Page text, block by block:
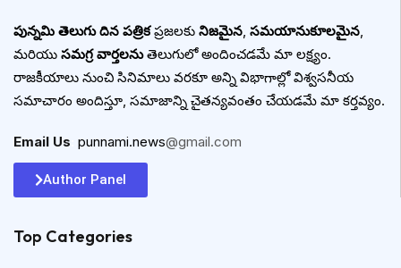
పున్నమి తెలుగు దిన పత్రికప్రజలకు నిజమైన సమయానుకూలమైన
మరియు సమగ్ర వార్తలనుతెలుగులో అందించడమే మా లక్ష్యం.
రాజకీయాలు నుంచి సినిమాలు వరకూ అన్ని విభాగాల్లో విశ్వసనీయ
సమాచారం అందిస్తూ, సమాజాన్ని చైతన్యవంతం చేయడమే మా కర్తవ్యం.
Email Us punnami.news@gmail.com
Author Panel
Top Categories​